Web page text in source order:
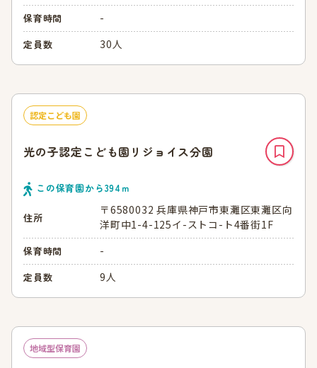
保育時間 -
定員数 30人
認定こども園
光の子認定こども園リジョイス分園
この保育園から394 ｍ
住所
〒6580032 兵庫県神戸市東灘区東灘区向
洋町中1-4-125イ-ストコ-ト4番街1F
保育時間 -
定員数 9人
地域型保育園